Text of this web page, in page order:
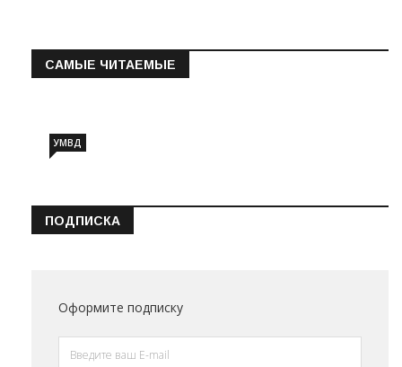
САМЫЕ ЧИТАЕМЫЕ
УМВД
ПОДПИСКА
Оформите подписку